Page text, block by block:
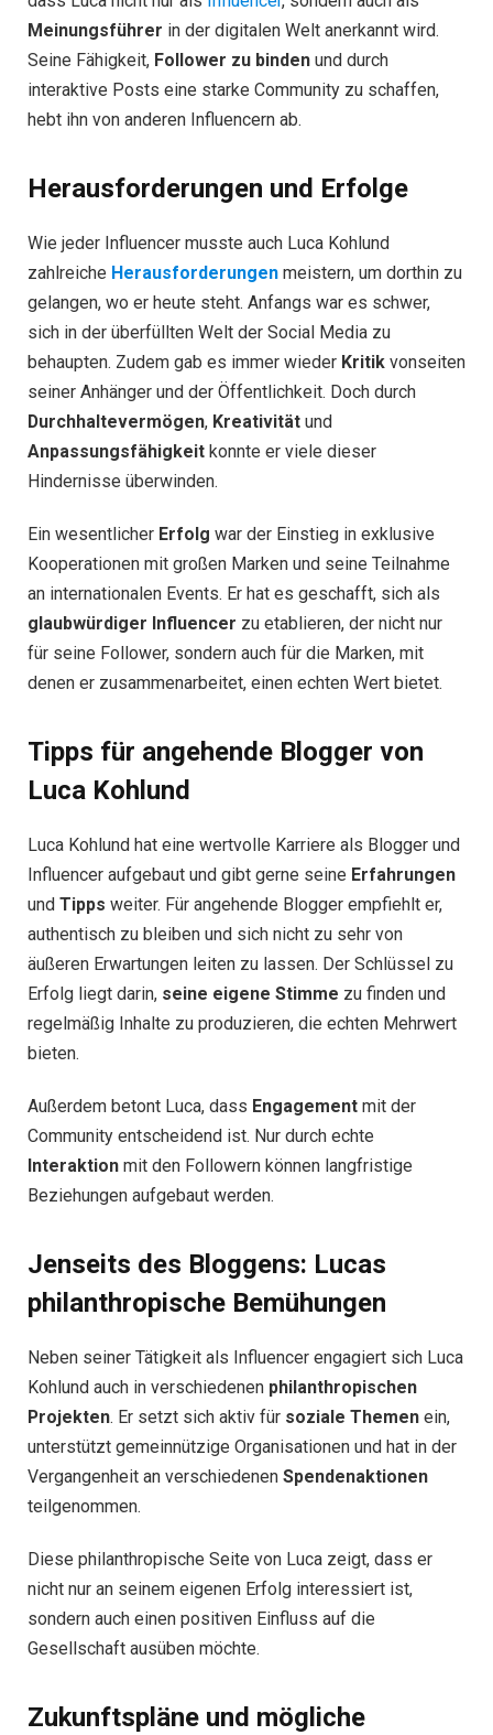
Meinungsführer in der digitalen Welt anerkannt wird.
Seine Fähigkeit, Follower zu binden und durch
interaktive Posts eine starke Community zu schaffen,
hebt ihn von anderen Influencern ab.
Herausforderungen und Erfolge
Wie jeder Influencer musste auch Luca Kohlund
zahlreiche Herausforderungen meistern, um dorthin zu
gelangen, wo er heute steht. Anfangs war es schwer,
sich in der überfüllten Welt der Social Media zu
behaupten. Zudem gab es immer wieder Kritik vonseiten
seiner Anhänger und der Öffentlichkeit. Doch durch
Durchhaltevermögen, Kreativität und
Anpassungsfähigkeit konnte er viele dieser
Hindernisse überwinden.
Ein wesentlicher Erfolg war der Einstieg in exklusive
Kooperationen mit großen Marken und seine Teilnahme
an internationalen Events. Er hat es geschafft, sich als
glaubwürdiger Influencer zu etablieren, der nicht nur
für seine Follower, sondern auch für die Marken, mit
denen er zusammenarbeitet, einen echten Wert bietet.
Tipps für angehende Blogger von
Luca Kohlund
Luca Kohlund hat eine wertvolle Karriere als Blogger und
Influencer aufgebaut und gibt gerne seine Erfahrungen
und Tipps weiter. Für angehende Blogger empfiehlt er,
authentisch zu bleiben und sich nicht zu sehr von
äußeren Erwartungen leiten zu lassen. Der Schlüssel zu
Erfolg liegt darin, seine eigene Stimme zu finden und
regelmäßig Inhalte zu produzieren, die echten Mehrwert
bieten.
Außerdem betont Luca, dass Engagement mit der
Community entscheidend ist. Nur durch echte
Interaktion mit den Followern können langfristige
Beziehungen aufgebaut werden.
Jenseits des Bloggens: Lucas
philanthropische Bemühungen
Neben seiner Tätigkeit als Influencer engagiert sich Luca
Kohlund auch in verschiedenen philanthropischen
Projekten. Er setzt sich aktiv für soziale Themen ein,
unterstützt gemeinnützige Organisationen und hat in der
Vergangenheit an verschiedenen Spendenaktionen
teilgenommen.
Diese philanthropische Seite von Luca zeigt, dass er
nicht nur an seinem eigenen Erfolg interessiert ist,
sondern auch einen positiven Einfluss auf die
Gesellschaft ausüben möchte.
Zukunftspläne und mögliche